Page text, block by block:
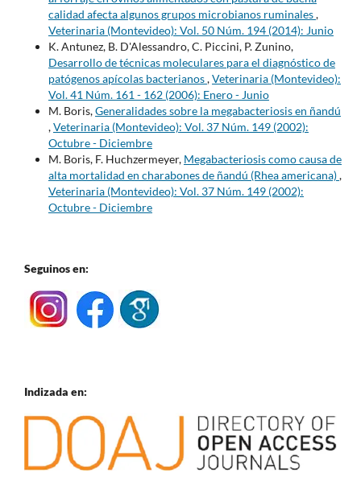
calidad afecta algunos grupos microbianos ruminales,
Veterinaria (Montevideo): Vol. 50 Núm. 194 (2014): Junio
K. Antunez, B. D'Alessandro, C. Piccini, P. Zunino,
Desarrollo de técnicas moleculares para el diagnóstico de
patógenos apícolas bacterianos,Veterinaria (Montevideo):
Vol. 41 Núm. 161 - 162 (2006): Enero - Junio
M. Boris,Generalidades sobre la megabacteriosis en ñandú
,Veterinaria (Montevideo): Vol. 37 Núm. 149 (2002):
Octubre - Diciembre
M. Boris, F. Huchzermeyer, Megabacteriosis como causa de
alta mortalidad en charabones de ñandú (Rhea americana),
Veterinaria (Montevideo): Vol. 37 Núm. 149 (2002):
Octubre - Diciembre
Seguinos en:
Indizada en: